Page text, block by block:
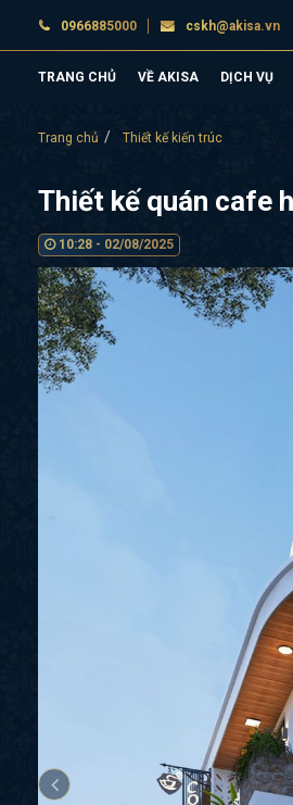
0966885000 cskh@akisa.vn
TRANG CHỦ VỀ AKISA DỊCH VỤ
Trang chủ Thiết kế kiến trúc
Thiết kế quán cafe
10:28 - 02/08/2025